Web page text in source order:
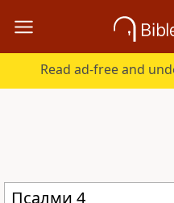
Read ad-free and